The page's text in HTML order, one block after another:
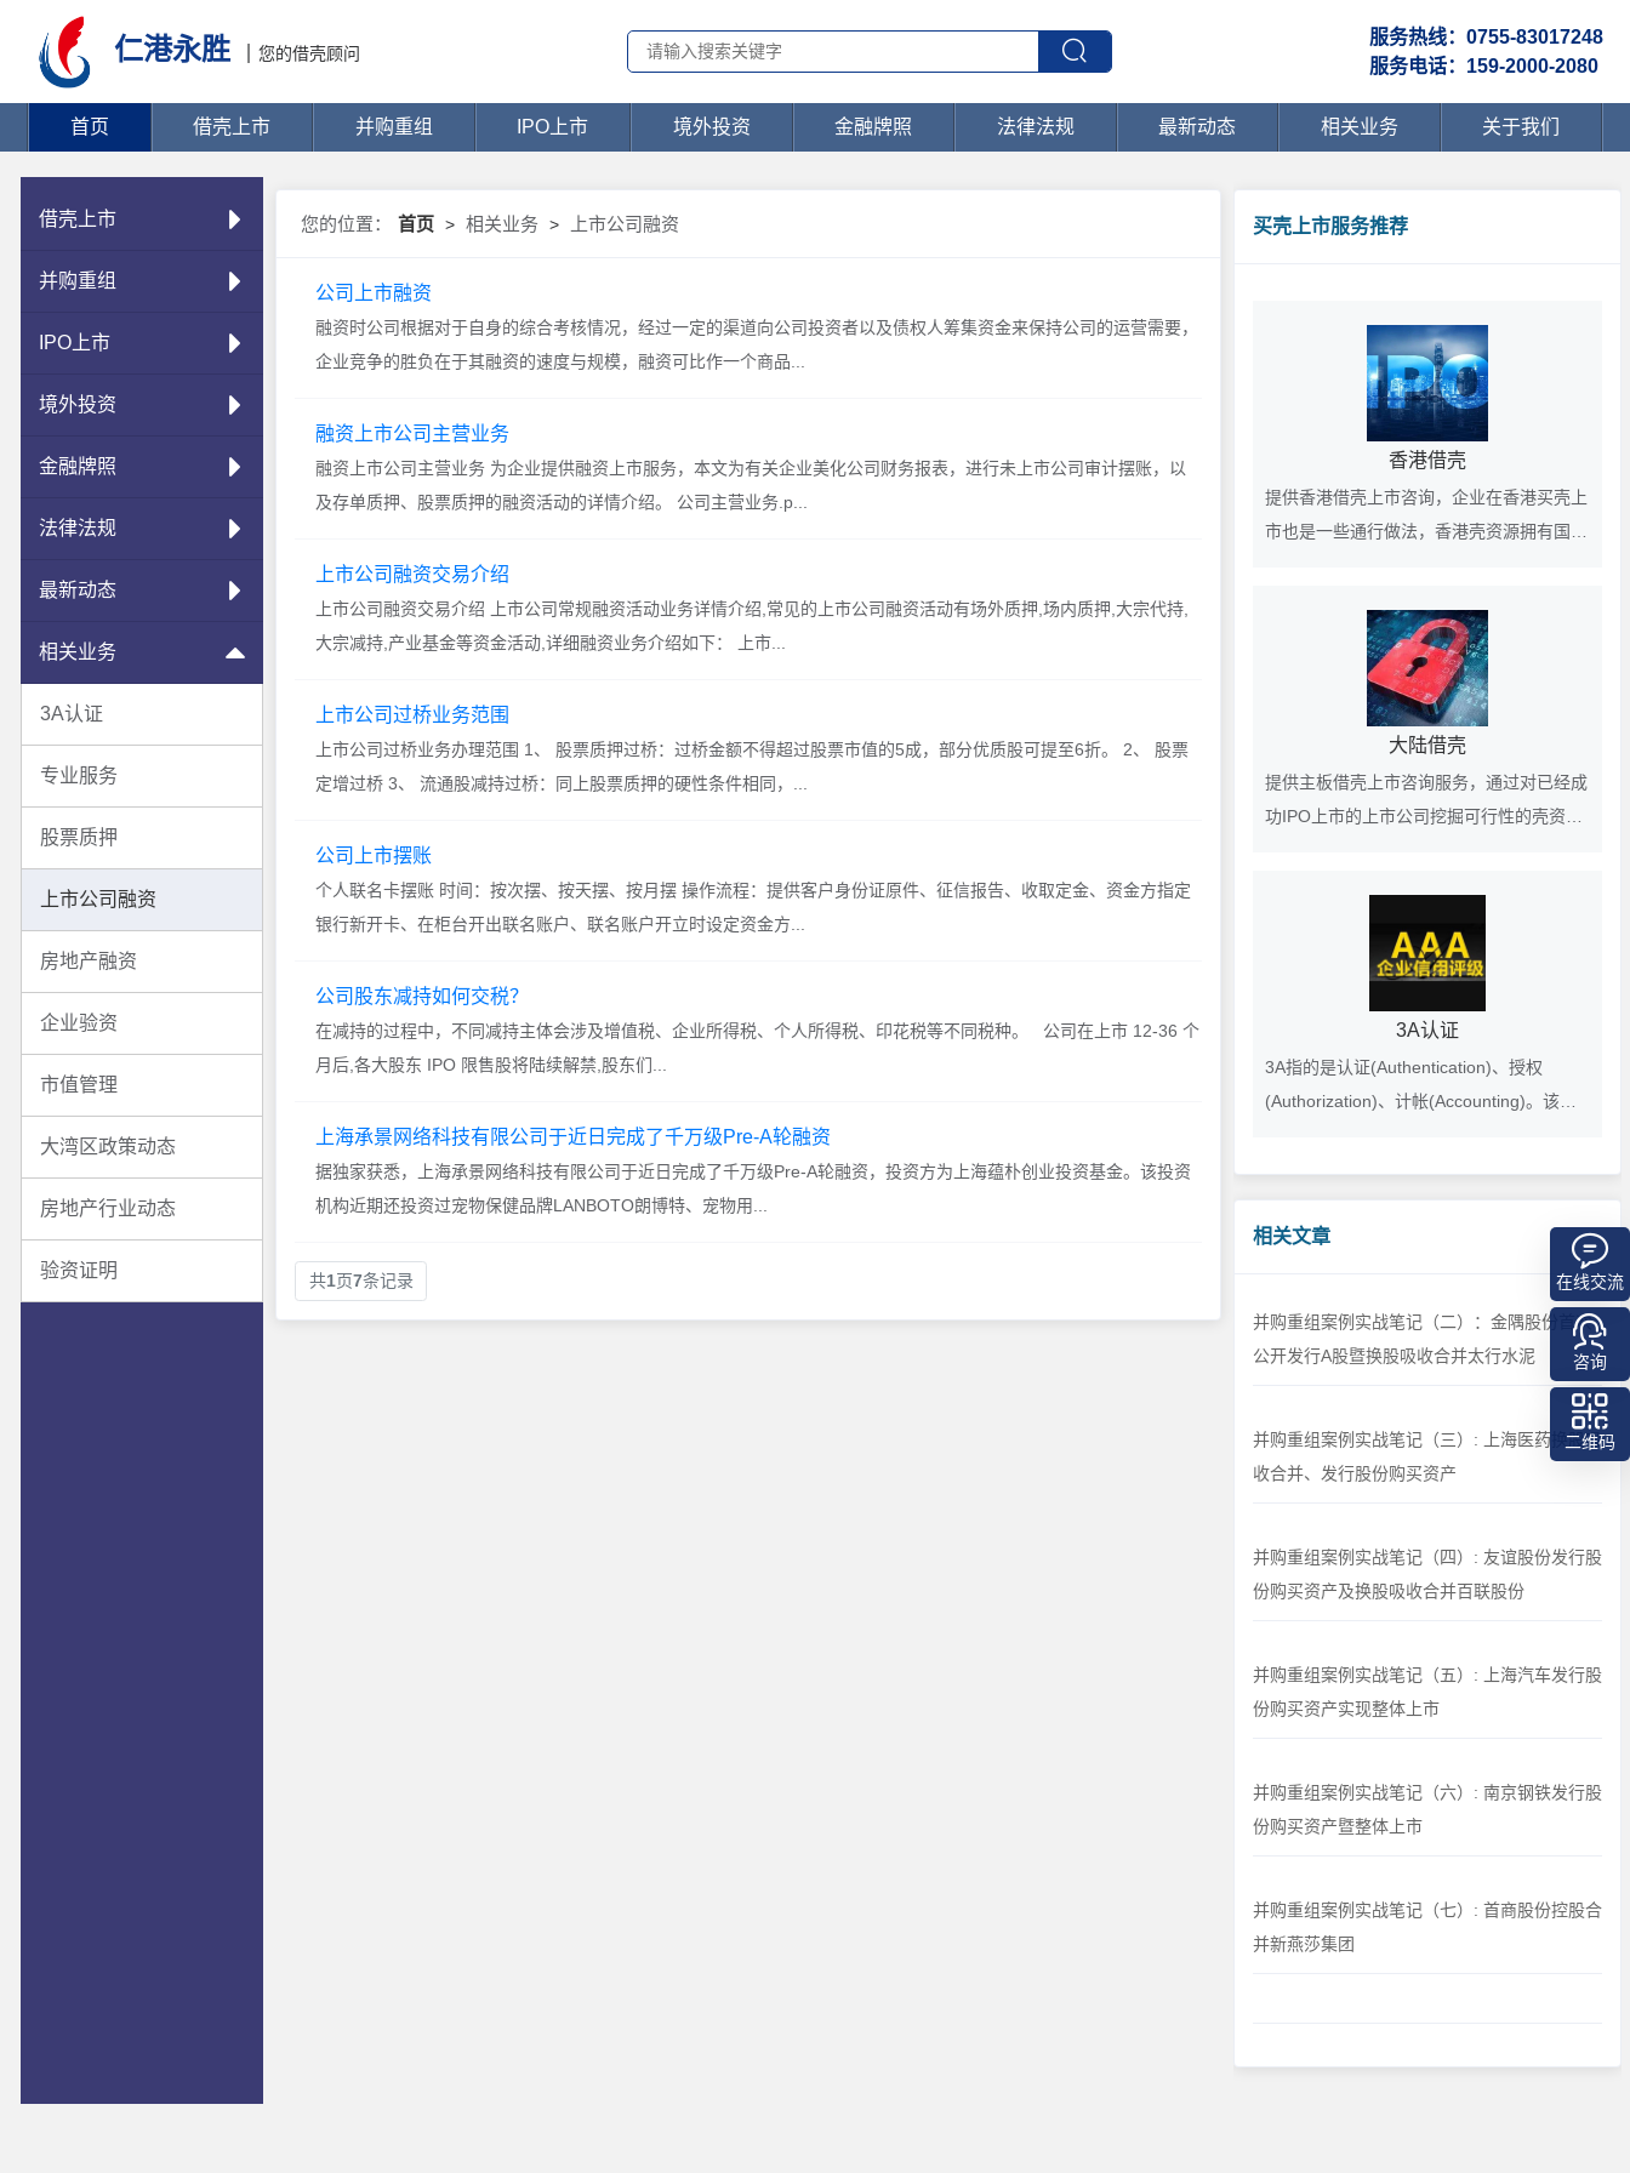
仁港永胜 您的借壳顾问
服务热线：0755-83017248
服务电话：159-2000-2080
首页 借壳上市 并购重组 IPO上市 境外投资 金融牌照 法律法规 最新动态 相关业务 关于我们
借壳上市
并购重组
IPO上市
境外投资
金融牌照
法律法规
最新动态
相关业务
3A认证
专业服务
股票质押
上市公司融资
房地产融资
企业验资
市值管理
大湾区政策动态
房地产行业动态
验资证明
您的位置： 首页 > 相关业务 > 上市公司融资
公司上市融资
融资时公司根据对于自身的综合考核情况，经过一定的渠道向公司投资者以及债权人筹集资金来保持公司的运营需要，
企业竞争的胜负在于其融资的速度与规模，融资可比作一个商品...
融资上市公司主营业务
融资上市公司主营业务 为企业提供融资上市服务，本文为有关企业美化公司财务报表，进行未上市公司审计摆账，以
及存单质押、股票质押的融资活动的详情介绍。 公司主营业务.p...
上市公司融资交易介绍
上市公司融资交易介绍 上市公司常规融资活动业务详情介绍,常见的上市公司融资活动有场外质押,场内质押,大宗代持,
大宗减持,产业基金等资金活动,详细融资业务介绍如下： 上市...
上市公司过桥业务范围
上市公司过桥业务办理范围 1、 股票质押过桥：过桥金额不得超过股票市值的5成，部分优质股可提至6折。 2、 股票
定增过桥 3、 流通股减持过桥：同上股票质押的硬性条件相同，...
公司上市摆账
个人联名卡摆账 时间：按次摆、按天摆、按月摆 操作流程：提供客户身份证原件、征信报告、收取定金、资金方指定
银行新开卡、在柜台开出联名账户、联名账户开立时设定资金方...
公司股东减持如何交税？
在减持的过程中，不同减持主体会涉及增值税、企业所得税、个人所得税、印花税等不同税种。 公司在上市 12-36 个
月后,各大股东 IPO 限售股将陆续解禁,股东们...
上海承景网络科技有限公司于近日完成了千万级Pre-A轮融资
据独家获悉，上海承景网络科技有限公司于近日完成了千万级Pre-A轮融资，投资方为上海蕴朴创业投资基金。该投资
机构近期还投资过宠物保健品牌LANBOTO朗博特、宠物用...
共1页7条记录
买壳上市服务推荐
香港借壳
提供香港借壳上市咨询，企业在香港买壳上
市也是一些通行做法，香港壳资源拥有国际
大陆借壳
提供主板借壳上市咨询服务，通过对已经成
功IPO上市的上市公司挖掘可行性的壳资
3A认证
3A指的是认证(Authentication)、授权
(Authorization)、计帐(Accounting)。该认
相关文章
并购重组案例实战笔记（二）：金隅股份首次
公开发行A股暨换股吸收合并太行水泥
并购重组案例实战笔记（三）: 上海医药换股吸
收合并、发行股份购买资产
并购重组案例实战笔记（四）: 友谊股份发行股
份购买资产及换股吸收合并百联股份
并购重组案例实战笔记（五）: 上海汽车发行股
份购买资产实现整体上市
并购重组案例实战笔记（六）: 南京钢铁发行股
份购买资产暨整体上市
并购重组案例实战笔记（七）: 首商股份控股合
并新燕莎集团
在线交流
咨询
二维码